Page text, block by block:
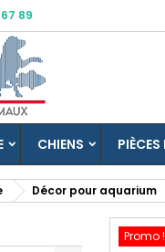
89
CHIENS
Décor pour aquarium
Promo !